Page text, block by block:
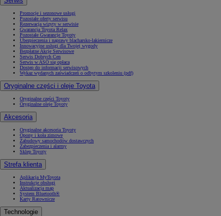
Promocje i sezonowe usługi
Pozostałe oferty serwisu
Rezerwacja wizyty w serwisie
Gwarancja Toyota Relax
Pozostałe Gwarancje Toyoty
Ubezpieczenia i naprawy blacharsko-lakiernicze
Innowacyjne usługi dla Twojej wygody
Bezpłatne Akcje Serwisowe
Serwis Dobrych Cen
Serwis w ASO się opłaca
Dostęp do informacji serwisowych
Wykaz wydanych zaświadczeń o odbytym szkoleniu (pdf)
Oryginalne części i oleje Toyota
Oryginalne części Toyoty
Oryginalne oleje Toyoty
Akcesoria
Oryginalne akcesoria Toyoty
Opony i koła zimowe
Zabudowy samochodów dostawczych
Zabezpieczenia i alarmy
Sklep Toyoty
Strefa klienta
Aplikacja MyToyota
Instrukcje obsługi
Aktualizacja map
System Bluetooth®
Karty Ratownicze
Technologie